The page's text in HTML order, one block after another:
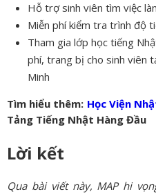
Hỗ trợ sinh viên tìm việc
Miễn phí kiểm tra trình độ
Tham gia lớp học tiếng
phí, trang bị cho sinh viên
Minh
Tìm hiểu thêm: Học Viện
Tảng Tiếng Nhật Hàng Đầu
Lời kết
Qua bài viết này, MAP hi